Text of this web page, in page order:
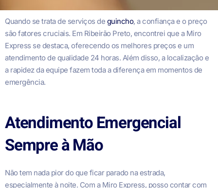
Quando se trata de serviços de guincho, a confiança e o preço
são fatores cruciais. Em Ribeirão Preto, encontrei que a Miro
Express se destaca, oferecendo os melhores preços e um
atendimento de qualidade 24 horas. Além disso, a localização e
a rapidez da equipe fazem toda a diferença em momentos de
emergência.
Atendimento Emergencial
Sempre à Mão
Não tem nada pior do que ficar parado na estrada,
especialmente à noite. Com a Miro Express, posso contar com